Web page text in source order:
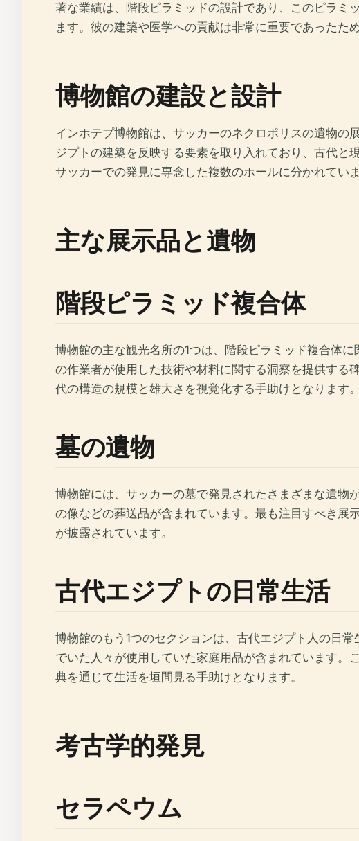
著な業績は、階段ピラミッドの設計であり、このピラミ
ます。彼の建築や医学への貢献は非常に重要であったた
博物館の建設と設計
インホテプ博物館は、サッカーのネクロポリスの遺物の
ジプトの建築を反映する要素を取り入れており、古代
サッカーでの発見に専念した複数のホールに分かれていま
主な展示品と遺物
階段ピラミッド複合体
博物館の主な観光名所の1つは、階段ピラミッド複合体
の作業者が使用した技術や材料に関する洞察を提供する
代の構造の規模と雄大さを視覚化する手助けとなります。
墓の遺物
博物館には、サッカーの墓で発見されたさまざまな遺物
の像などの葬送品が含まれています。最も注目すべき展
が披露されています。
古代エジプトの日常生活
博物館のもう1つのセクションは、古代エジプト人の日
でいた人々が使用していた家庭用品が含まれています。
典を通じて生活を垣間見る手助けとなります。
考古学的発見
セラペウム